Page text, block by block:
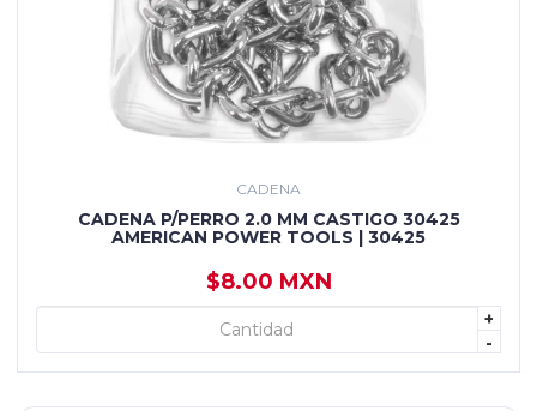
CADENA
CADENA P/PERRO 2.0 MM CASTIGO 30425
AMERICAN POWER TOOLS | 30425
$8.00 MXN
+
-
+ AGREGAR